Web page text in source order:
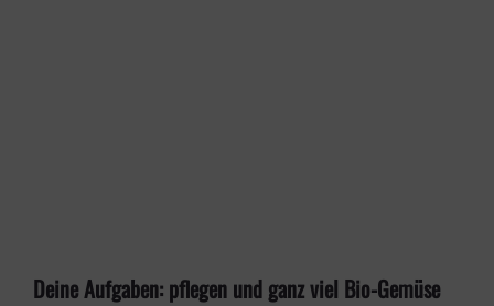
Deine Aufgaben: pflegen und ganz viel Bio-Gemüse